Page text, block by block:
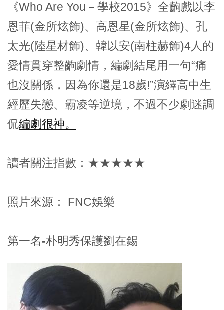
《Who Are You－學校2015》全齣戲以李
恩菲(金所炫飾)、高恩星(金所炫飾)、孔
太光(陸星材飾)、韓以安(南柱赫飾)4人的
愛情貫穿整齣劇情，編劇結尾用一句“痛
也沒關係，因為你還是18歲!”演繹高中生
經歷失戀、霸凌等逆境，不過不少劇迷調
侃編劇很神。
讀者關注指數：★★★★★
照片來源： FNC娛樂
第一名-朴明秀保護劉在錫